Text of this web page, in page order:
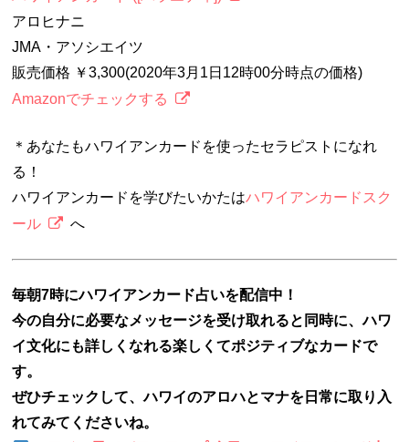
アロヒナニ
JMA・アソシエイツ
販売価格 ￥3,300(2020年3月1日12時00分時点の価格)
Amazonでチェックする
＊あなたもハワイアンカードを使ったセラピストになれ
る！
ハワイアンカードを学びたいかたはハワイアンカードスク
ール
へ
毎朝7時にハワイアンカード占いを配信中！
今の自分に必要なメッセージを受け取れると同時に、ハワ
イ文化にも詳しくなれる楽しくてポジティブなカードで
す。
ぜひチェックして、ハワイのアロハとマナを日常に取り入
れてみてくださいね。